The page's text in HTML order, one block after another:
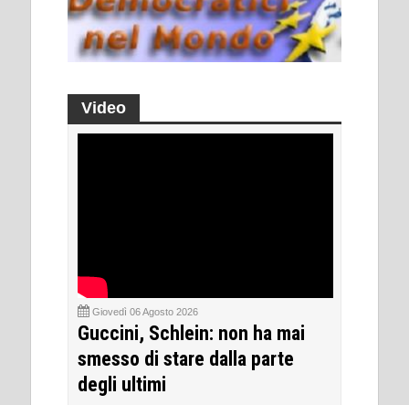
Video
Giovedì 06 Agosto 2026
Guccini, Schlein: non ha mai
smesso di stare dalla parte
degli ultimi